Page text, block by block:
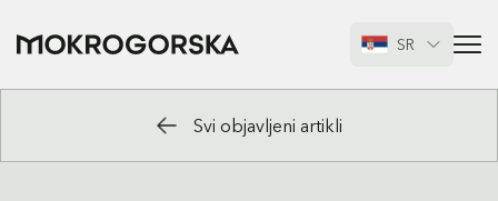
SR
Svi objavljeni artikli